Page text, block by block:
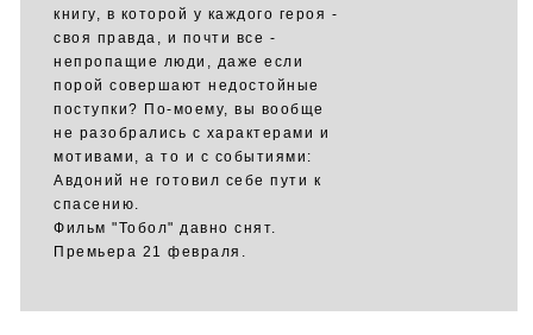
книгу, в которой у каждого героя -
своя правда, и почти все -
непропащие люди, даже если
порой совершают недостойные
поступки? По-моему, вы вообще
не разобрались с характерами и
мотивами, а то и с событиями:
Авдоний не готовил себе пути к
спасению.
Фильм "Тобол" давно снят.
Премьера 21 февраля.